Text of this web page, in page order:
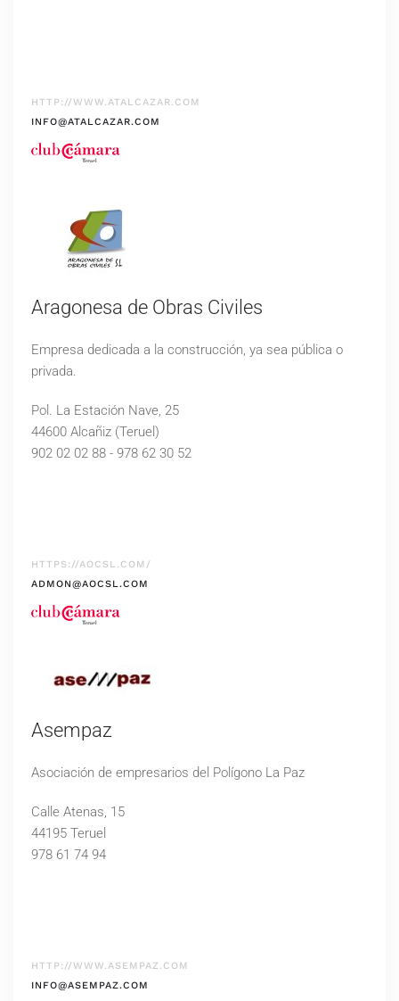
HTTP://WWW.ATALCAZAR.COM
INFO@ATALCAZAR.COM
Aragonesa de Obras Civiles
Empresa dedicada a la construcción, ya sea pública o
privada.
Pol. La Estación Nave, 25
44600 Alcañiz (Teruel)
902 02 02 88 - 978 62 30 52
HTTPS://AOCSL.COM/
ADMON@AOCSL.COM
Asempaz
Asociación de empresarios del Polígono La Paz
Calle Atenas, 15
44195 Teruel
978 61 74 94
HTTP://WWW.ASEMPAZ.COM
INFO@ASEMPAZ.COM